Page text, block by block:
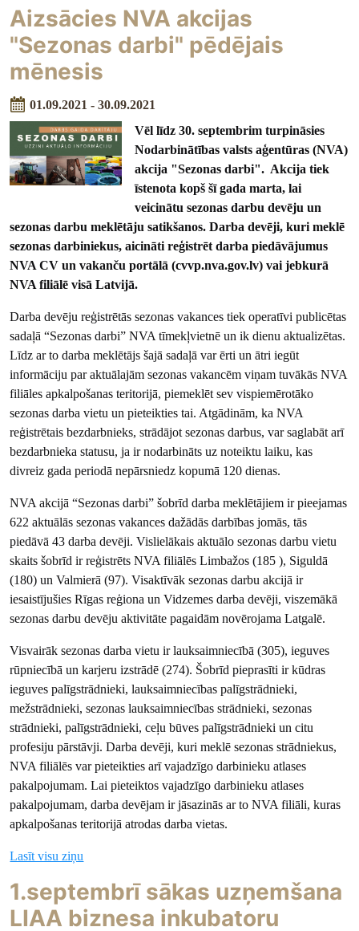
Aizsācies NVA akcijas
"Sezonas darbi" pēdējais
mēnesis
01.09.2021 - 30.09.2021
Vēl līdz 30. septembrim turpināsies
Nodarbinātības valsts aģentūras (NVA)
akcija "Sezonas darbi". Akcija tiek
īstenota kopš šī gada marta, lai
veicinātu sezonas darbu devēju un
sezonas darbu meklētāju satikšanos. Darba devēji, kuri meklē
sezonas darbiniekus, aicināti reģistrēt darba piedāvājumus
NVA CV un vakanču portālā (cvvp.nva.gov.lv) vai jebkurā
NVA filiālē visā Latvijā.
Darba devēju reģistrētās sezonas vakances tiek operatīvi publicētas
sadaļā “Sezonas darbi” NVA tīmekļvietnē un ik dienu aktualizētas.
Līdz ar to darba meklētājs šajā sadaļā var ērti un ātri iegūt
informāciju par aktuālajām sezonas vakancēm viņam tuvākās NVA
filiāles apkalpošanas teritorijā, piemeklēt sev vispiemērotāko
sezonas darba vietu un pieteikties tai. Atgādinām, ka NVA
reģistrētais bezdarbnieks, strādājot sezonas darbus, var saglabāt arī
bezdarbnieka statusu, ja ir nodarbināts uz noteiktu laiku, kas
divreiz gada periodā nepārsniedz kopumā 120 dienas.
NVA akcijā “Sezonas darbi” šobrīd darba meklētājiem ir pieejamas
622 aktuālās sezonas vakances dažādās darbības jomās, tās
piedāvā 43 darba devēji. Vislielākais aktuālo sezonas darbu vietu
skaits šobrīd ir reģistrēts NVA filiālēs Limbažos (185 ), Siguldā
(180) un Valmierā (97). Visaktīvāk sezonas darbu akcijā ir
iesaistījušies Rīgas reģiona un Vidzemes darba devēji, viszemākā
sezonas darbu devēju aktivitāte pagaidām novērojama Latgalē.
Visvairāk sezonas darba vietu ir lauksaimniecībā (305), ieguves
rūpniecībā un karjeru izstrādē (274). Šobrīd pieprasīti ir kūdras
ieguves palīgstrādnieki, lauksaimniecības palīgstrādnieki,
mežstrādnieki, sezonas lauksaimniecības strādnieki, sezonas
strādnieki, palīgstrādnieki, ceļu būves palīgstrādnieki un citu
profesiju pārstāvji. Darba devēji, kuri meklē sezonas strādniekus,
NVA filiālēs var pieteikties arī vajadzīgo darbinieku atlases
pakalpojumam. Lai pieteiktos vajadzīgo darbinieku atlases
pakalpojumam, darba devējam ir jāsazinās ar to NVA filiāli, kuras
apkalpošanas teritorijā atrodas darba vietas.
Lasīt visu ziņu
1.septembrī sākas uzņemšana
LIAA biznesa inkubatoru